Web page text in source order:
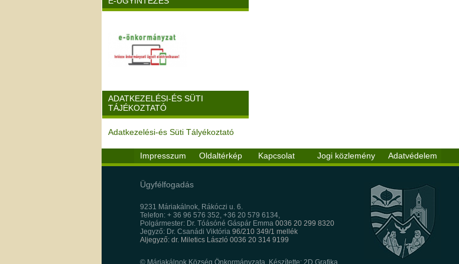
ADATKEZELÉSI-ÉS SÜTI
TÁJÉKOZTATÓ
Adatkezelési-és Süti Tályékoztató
Impresszum Oldaltérkép Kapcsolat Jogi közlemény Adatvédelem
Ügyfélfogadás
9231 Máriakálnok, Rákóczi u. 6.
Telefon: + 36 96 576 352, +36 20 579 6134,
Polgármester: Dr. Tóásóné Gáspár Emma 0036 20 299 8320
Jegyző: Dr. Csanádi Viktória 96/210 349/1 mellék
Aljegyző: dr. Miletics László 0036 20 314 9199
© Máriakálnok Község Önkormányzata, Készítette: 2D Grafika